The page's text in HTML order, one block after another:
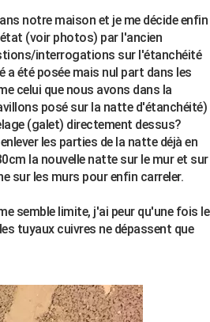
notre maison et je me décide enfin
(voir photos) par l'ancien
interrogations sur l'étanchéité
a été posée mais nul part dans les
celui que nous avons dans la
posé sur la natte d'étanchéité)
(galet) directement dessus?
les parties de la natte déjà en
la nouvelle natte sur le mur et sur
sur les murs pour enfin carreler.
semble limite, j'ai peur qu'une fois le
tuyaux cuivres ne dépassent que